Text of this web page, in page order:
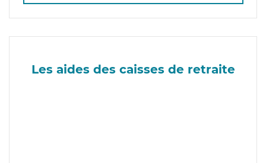
Les aides des caisses de retraite